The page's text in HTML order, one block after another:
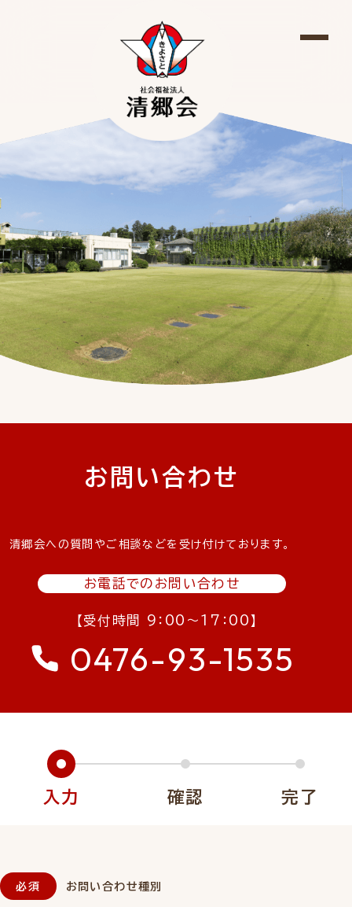
お問い合わせ
清郷会への質問やご相談などを受け付けております。
お電話でのお問い合わせ
【受付時間 9：00〜17：00】
0476-93-1535
入力 確認 完了
お問い合わせ種別